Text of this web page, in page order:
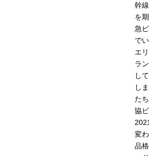
幹
を
急
で
エ
ラ
し
し
た
協
変
品